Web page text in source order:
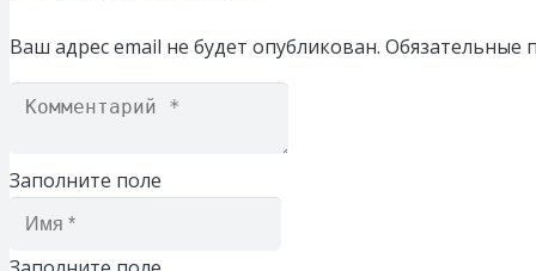
Ваш адрес email не будет опубликован. Обязательные
Заполните поле